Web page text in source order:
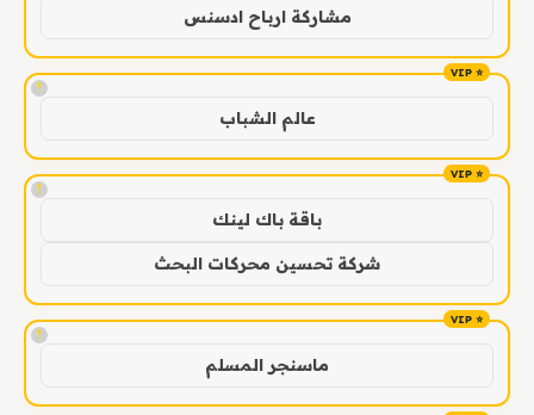
مشاركة ارباح ادسنس
!
عالم الشباب
!
باقة باك لينك
شركة تحسين محركات البحث
!
ماسنجر المسلم